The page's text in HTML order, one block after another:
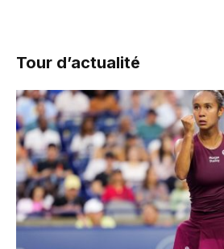
Tour d’actualité